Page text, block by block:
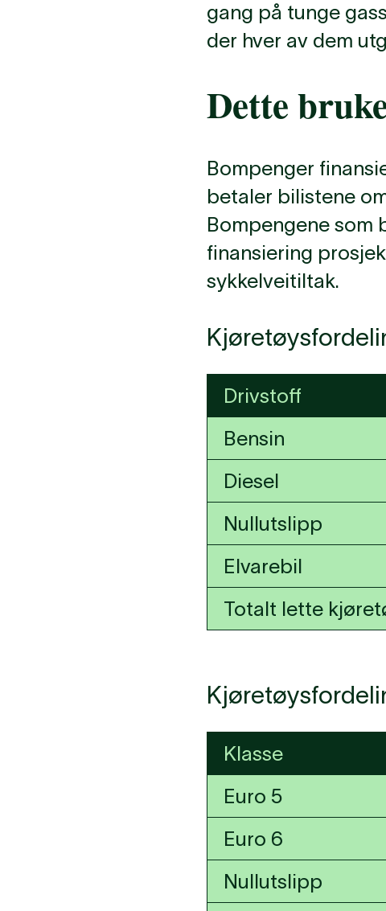
gang på tunge
der hver av dem
Dette
Bompenger
betaler bilistene
Bompengene som
finansiering
sykkelveitiltak.
Drivstoff
Bensin
Diesel
Nullutslipp
Elvarebil
Totalt lette
Klasse
Euro 5
Euro 6
Nullutslipp